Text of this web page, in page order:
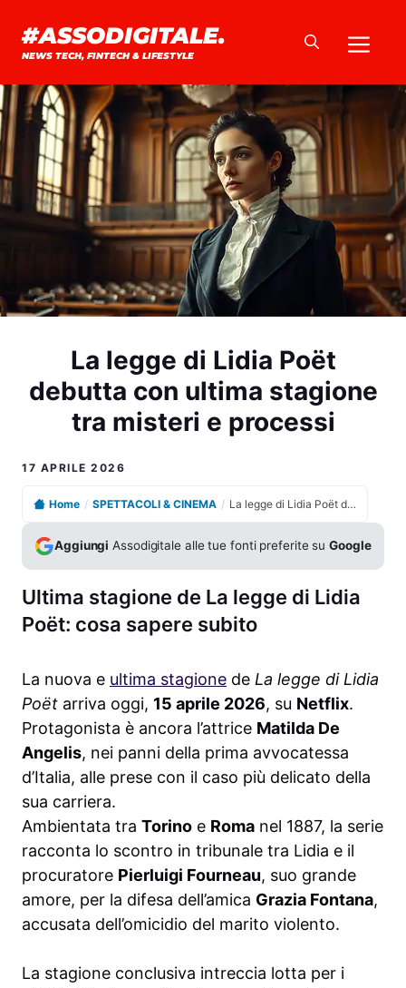
contenuto
#ASSODIGITALE.
NEWS TECH, FINTECH & LIFESTYLE
La legge di Lidia Poët
debutta con ultima stagione
tra misteri e processi
17 APRILE 2026
Home / SPETTACOLI & CINEMA / La legge di Lidia Poët debutta con ultima stagione tra misteri e processi
Aggiungi Assodigitale alle tue fonti preferite suGoogle
Ultima stagione de La legge di Lidia
Poët: cosa sapere subito
La nuova e ultima stagione de La legge di Lidia
Poët arriva oggi, 15 aprile 2026, su Netflix.
Protagonista è ancora l’attrice Matilda De
Angelis, nei panni della prima avvocatessa
d’Italia, alle prese con il caso più delicato della
sua carriera.
Ambientata tra Torino e Roma nel 1887, la serie
racconta lo scontro in tribunale tra Lidia e il
procuratore Pierluigi Fourneau, suo grande
amore, per la difesa dell’amica Grazia Fontana,
accusata dell’omicidio del marito violento.
La stagione conclusiva intreccia lotta per i